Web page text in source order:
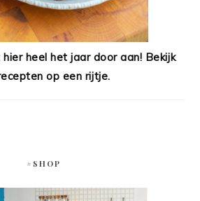
heel het jaar door aan! Bekijk
op een rijtje.
#SHOP